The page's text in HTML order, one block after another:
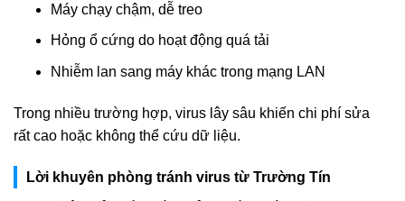
Máy chạy chậm, dễ treo
Hỏng ổ cứng do hoạt động quá tải
Nhiễm lan sang máy khác trong mạng LAN
Trong nhiều trường hợp, virus lây sâu khiến chi phí sửa
rất cao hoặc không thể cứu dữ liệu.
Lời khuyên phòng tránh virus từ Trường Tín